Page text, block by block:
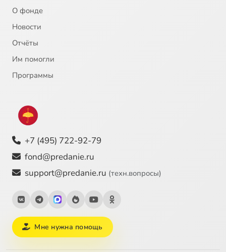
О фонде
Новости
Отчёты
Им помогли
Программы
+7 (495) 722-92-79
fond@predanie.ru
support@predanie.ru (техн.вопросы)
Мне нужна помощь